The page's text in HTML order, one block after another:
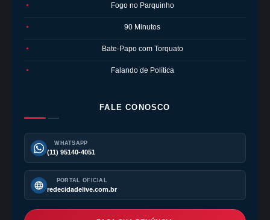
● Fogo no Parquinho
● 90 Minutos
● Bate-Papo com Torquato
● Falando de Política
FALE CONOSCO
WHATSAPP
(11) 95140-4051
PORTAL OFICIAL
redecidadelive.com.br